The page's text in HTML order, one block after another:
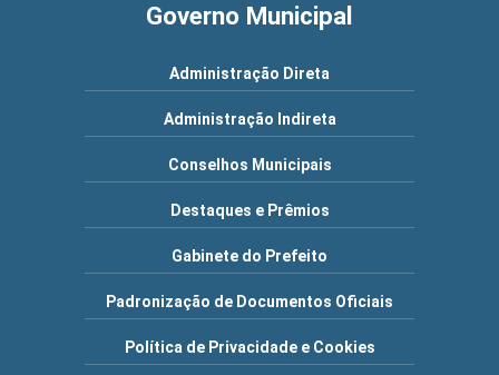
Governo Municipal
Administração Direta
Administração Indireta
Conselhos Municipais
Destaques e Prêmios
Gabinete do Prefeito
Padronização de Documentos Oficiais
Política de Privacidade e Cookies